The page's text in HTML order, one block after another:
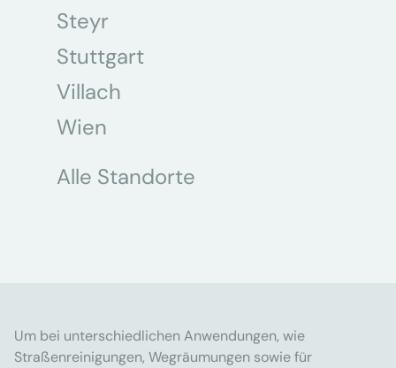
Steyr
Stuttgart
Villach
Wien
Alle Standorte
Um bei unterschiedlichen Anwendungen, wie
Straßenreinigungen, Wegräumungen sowie für